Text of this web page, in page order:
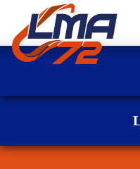
Panneau de gestion des cookies